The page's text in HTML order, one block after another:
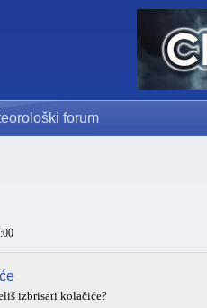
forum
izbrisati kolačiće?